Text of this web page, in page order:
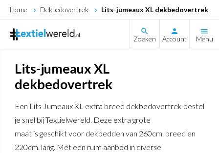
Home Dekbedovertrek Lits-jumeaux XL dekbedovertrek
Zoeken Account Menu
Lits-jumeaux XL
dekbedovertrek
Een Lits Jumeaux XL extra breed dekbedovertrek bestel
je snel bij Textielwereld. Deze extra grote
maat is geschikt voor dekbedden van 260cm. breed en
220cm. lang. Met een ruim aanbod in diverse